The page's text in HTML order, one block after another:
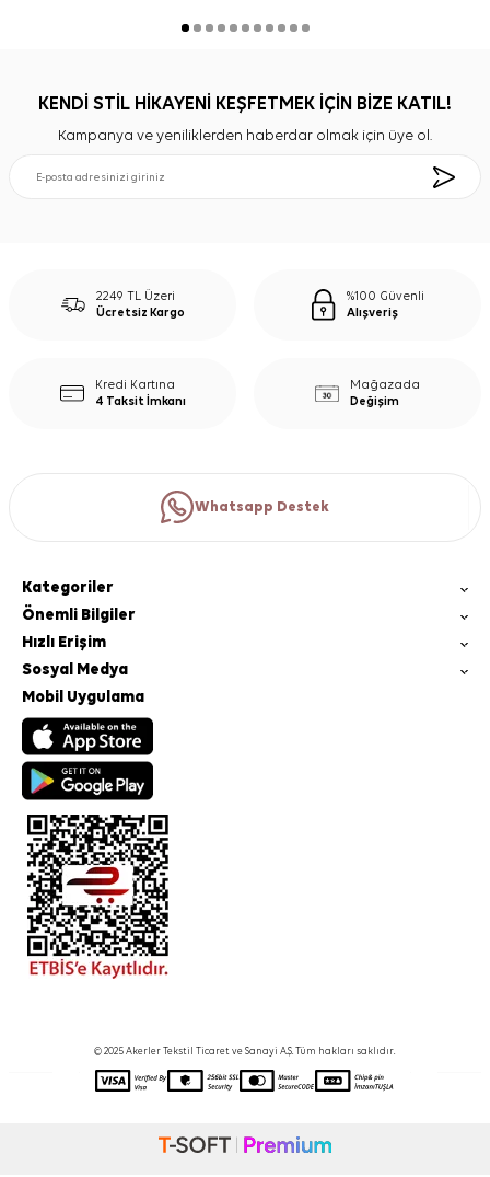
KENDİ STİL HİKAYENİ KEŞFETMEK İÇİN BİZE KATIL!
Kampanya ve yeniliklerden haberdar olmak için üye ol.
2249 TL Üzeri
Ücretsiz Kargo
%100 Güvenli
Alışveriş
Kredi Kartına
4 Taksit İmkanı
Mağazada
Değişim
Whatsapp Destek
Kategoriler
Önemli Bilgiler
Hızlı Erişim
Sosyal Medya
Mobil Uygulama
© 2025 Akerler Tekstil Ticaret ve Sanayi A.Ş. Tüm hakları saklıdır.